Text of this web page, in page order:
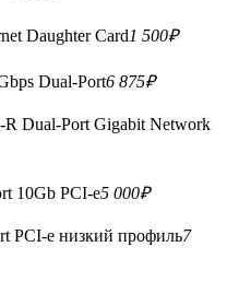
Daughter Card1 500₽
Dual-Port6 875₽
R Dual-Port Gigabit Network
10Gb PCI-e5 000₽
PCI-e низкий профиль7